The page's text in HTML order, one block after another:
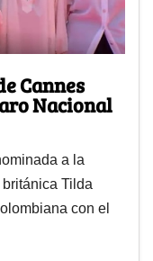
Cannes
Nacional
a la
Tilda
con el